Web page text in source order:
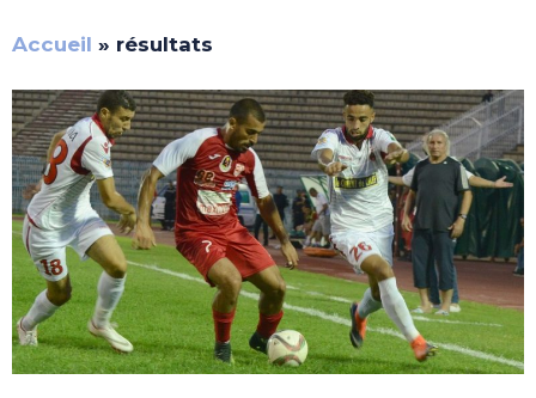
Accueil » résultats